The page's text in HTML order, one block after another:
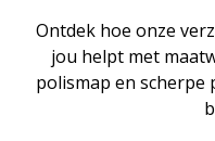
Ontdek hoe onze
jou helpt met
polismap en